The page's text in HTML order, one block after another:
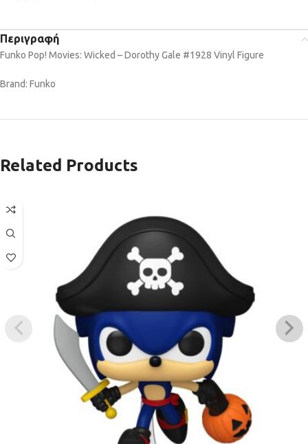
Περιγραφή
Funko Pop! Movies: Wicked – Dorothy Gale #1928 Vinyl Figure
Brand: Funko
Related Products